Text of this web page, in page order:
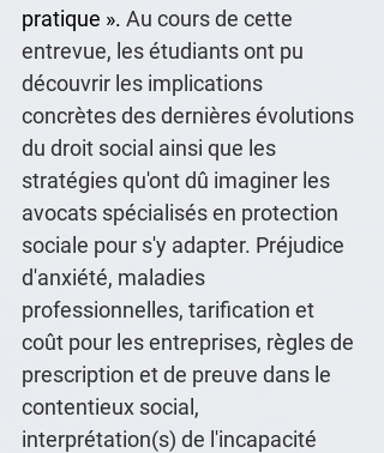
pratique ». Au cours de cette
entrevue, les étudiants ont pu
découvrir les implications
concrètes des dernières évolutions
du droit social ainsi que les
stratégies qu'ont dû imaginer les
avocats spécialisés en protection
sociale pour s'y adapter. Préjudice
d'anxiété, maladies
professionnelles, tarification et
coût pour les entreprises, règles de
prescription et de preuve dans le
contentieux social,
interprétation(s) de l'incapacité